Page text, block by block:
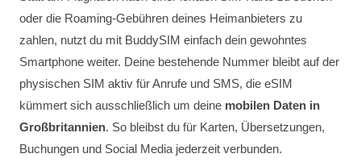
oder die Roaming-Gebühren deines Heimanbieters zu
zahlen, nutzt du mit BuddySIM einfach dein gewohntes
Smartphone weiter. Deine bestehende Nummer bleibt auf der
physischen SIM aktiv für Anrufe und SMS, die eSIM
kümmert sich ausschließlich um deine mobilen Daten in
Großbritannien. So bleibst du für Karten, Übersetzungen,
Buchungen und Social Media jederzeit verbunden.